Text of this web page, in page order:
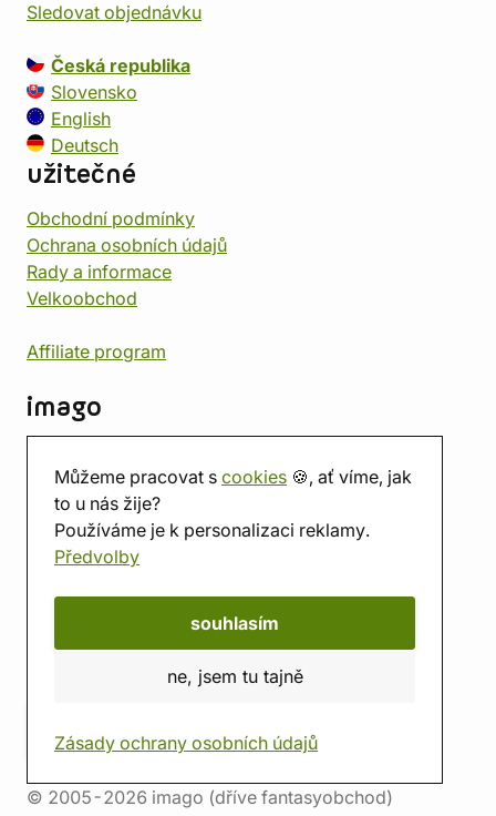
Můžeme pracovat s cookies 🍪, ať víme, jak
to u nás žije?
Používáme je k personalizaci reklamy.
Předvolby
souhlasím
ne, jsem tu tajně
Zásady ochrany osobních údajů
Sledovat objednávku
Česká republika
Slovensko
English
Deutsch
užitečné
Obchodní podmínky
Ochrana osobních údajů
Rady a informace
Velkoobchod
Affiliate program
imago
Prodejna
Herna
O nás
Hodnocení obchodu
© 2005-2026 imago (dříve fantasyobchod)